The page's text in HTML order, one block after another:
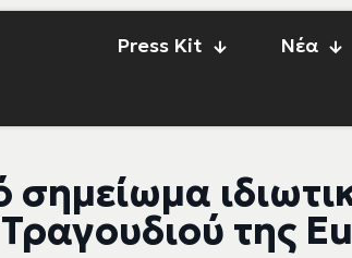
Press Kit Νέα
σημείωμα
της